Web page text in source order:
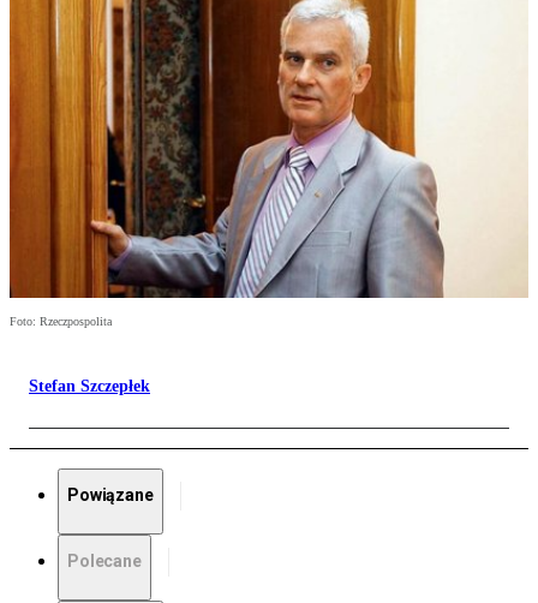
Foto: Rzeczpospolita
Stefan Szczepłek
Powiązane
Polecane